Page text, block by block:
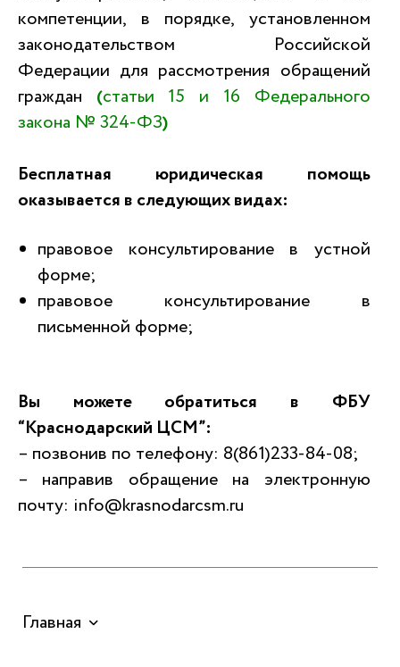
компетенции, в порядке, установленном
законодательством Российской
Федерации для рассмотрения обращений
граждан (статьи 15 и 16 Федерального
закона № 324-ФЗ)
Бесплатная юридическая помощь
оказывается в следующих видах:
правовое консультирование в устной
форме;
правовое консультирование в
письменной форме;
Вы можете обратиться в ФБУ
“Краснодарский ЦСМ”:
– позвонив по телефону: 8(861)233-84-08;
– направив обращение на электронную
почту: info@krasnodarcsm.ru
Главная